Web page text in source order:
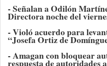
- Señalan a Odilón
Directora noche del
- Violó acuerdo para
“Josefa Ortiz de
- Amagan con bloquear
respuesta de autoridades